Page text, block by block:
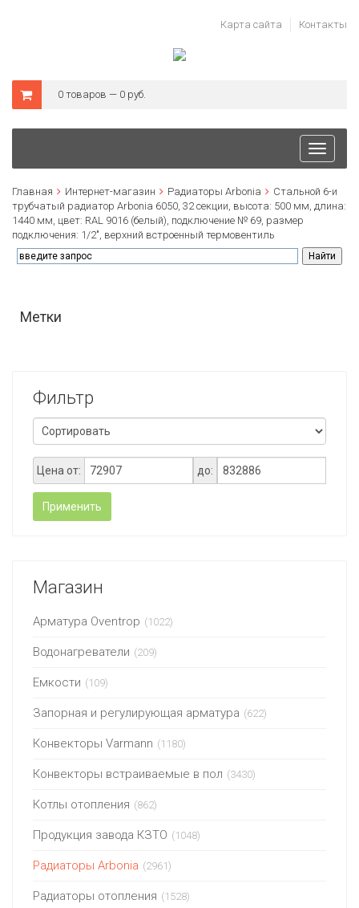
Карта сайта Контакты
0 товаров — 0 руб.
Toggle
Главная Интернет-магазин Радиаторы Arbonia
Стальной 6-и
трубчатый радиатор Arbonia 6050, 32 секции, высота: 500 мм, длина:
1440 мм, цвет: RAL 9016 (белый), подключение № 69, размер
подключения: 1/2", верхний встроенный термовентиль
Метки
Фильтр
Цена от: до:
Применить
Магазин
Арматура Oventrop (1022)
Водонагреватели (209)
Емкости (109)
Запорная и регулирующая арматура (622)
Конвекторы Varmann (1180)
Конвекторы встраиваемые в пол (3430)
Котлы отопления (862)
Продукция завода КЗТО (1048)
Радиаторы Arbonia (2961)
Радиаторы отопления (1528)